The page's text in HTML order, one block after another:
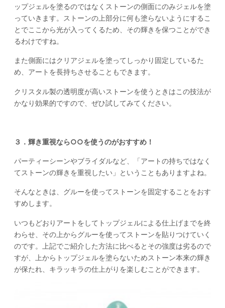
ップジェルを塗るのではなくストーンの側面にのみジェルを塗
っていきます。ストーンの上部分に何も塗らないようにするこ
とでここから光が入ってくるため、その輝きを保つことができ
るわけですね。
また側面にはクリアジェルを塗ってしっかり固定しているた
め、アートを長持ちさせることもできます。
クリスタル製の透明度が高いストーンを使うときはこの技法が
かなり効果的ですので、ぜひ試してみてください。
３．輝き重視なら○○を使うのがおすすめ！
パーティーシーンやブライダルなど、「アートの持ちではなく
てストーンの輝きを重視したい」ということもありますよね。
そんなときは、グルーを使ってストーンを固定することをおす
すめします。
いつもどおりアートをしてトップジェルによる仕上げまでを終
わらせ、その上からグルーを使ってストーンを貼りつけていく
のです。上記でご紹介した方法に比べるとその強度は劣るので
すが、上からトップジェルを塗らないためストーン本来の輝き
が保たれ、キラッキラの仕上がりを楽しむことができます。